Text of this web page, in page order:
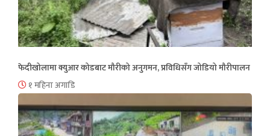
फेदीखोलामा क्युआर कोडबाट मौरीको अनुगमन, प्रविधिसँग जोडियो मौरीपालन
१ महिना अगाडि